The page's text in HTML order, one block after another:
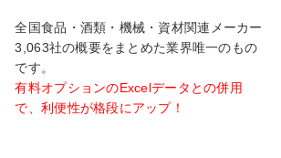
全国食品・酒類・機械・資材関連メーカー
3,063社の概要をまとめた業界唯一のもの
です。
有料オプションのExcelデータとの併用
で、利便性が格段にアップ！